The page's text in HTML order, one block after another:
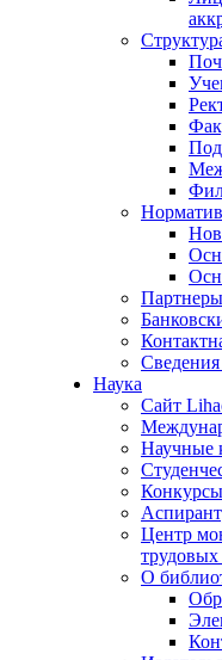
Партнеры
Сведения
Наука
Сайт
Научные
Центр
О